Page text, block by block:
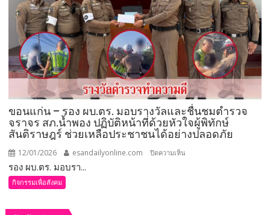
ระดับ
การ
ดำเนิน
งาน
ด้าน
สุขภาพ
จิต
มอบ
แก่
ครอบครัว
เสีย
ชีวิต
จาก
เหตุ
ปะทะ
ชายแดน
ด้าน
ขอนแก่น – รอง ผบ.ตร. มอบรางวัลและชื่นชมตำรวจ
จราจร สภ.น้ำพอง ปฏิบัติหน้าที่ด้วยหัวใจผู้พิทักษ์
สันติราษฎร์ ช่วยเหลือประชาชนได้อย่างปลอดภัย
12/01/2026 esandailyonline.com ปิดความเห็น
รอง ผบ.ตร. มอบรา...
กิจกรรมเพื่อสังคม